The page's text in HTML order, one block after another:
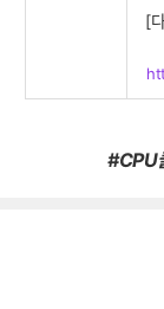
#CPU